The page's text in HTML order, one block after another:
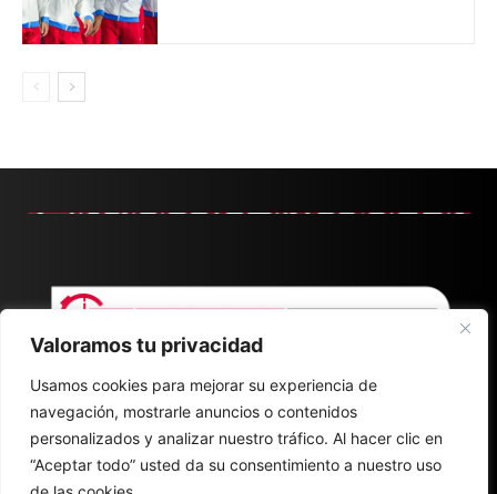
Valoramos tu privacidad
Usamos cookies para mejorar su experiencia de
navegación, mostrarle anuncios o contenidos
personalizados y analizar nuestro tráfico. Al hacer clic en
“Aceptar todo” usted da su consentimiento a nuestro uso